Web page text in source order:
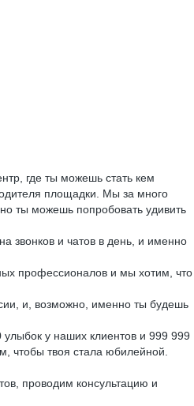
где ты можешь стать кем
площадки. Мы за много
ты можешь попробовать удивить
звонков и чатов в день, и именно
профессионалов и мы хотим, что
и, возможно, именно ты будешь
у наших клиентов и 999 999
чтобы твоя стала юбилейной.
проводим консультацию и